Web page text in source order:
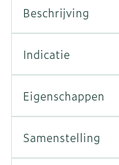
Beschrijving
Indicatie
Eigenschappen
Samenstelling